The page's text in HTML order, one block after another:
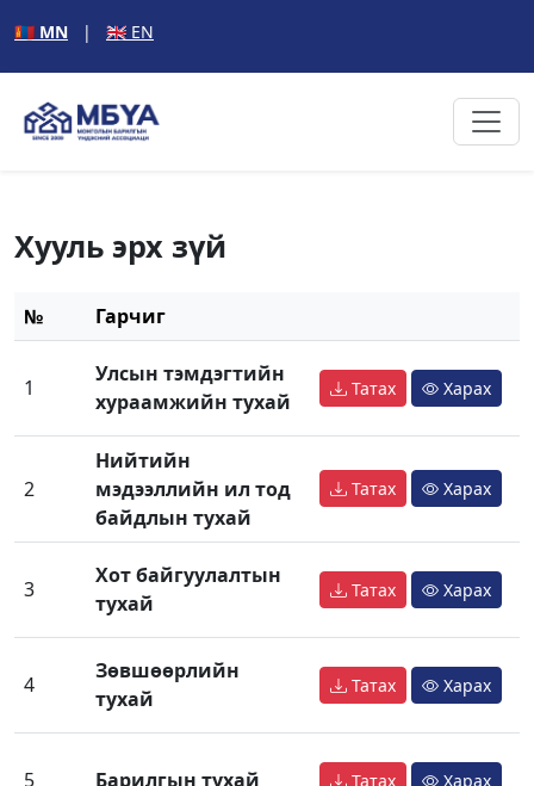
🇲🇳 MN | 🇬🇧 EN
Хууль эрх зүй
№ Гарчиг
1
Улсын тэмдэгтийн
хураамжийн тухай
Татах Харах
2
Нийтийн
мэдээллийн ил тод
байдлын тухай
Татах Харах
3
Хот байгуулалтын
тухай
Татах Харах
4
Зөвшөөрлийн
тухай
Татах Харах
5 Барилгын тухай Татах Харах